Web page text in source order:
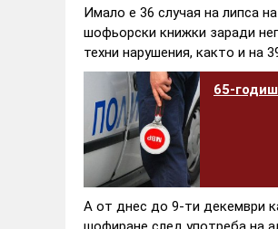
Имало е 36 случая на липса
шофьорски книжки заради
техни нарушения, както и на
65-
А от днес до 9-ти декември